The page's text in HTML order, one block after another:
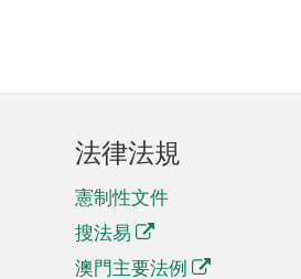
法律法規
憲制性文件
搜法易
澳門主要法例